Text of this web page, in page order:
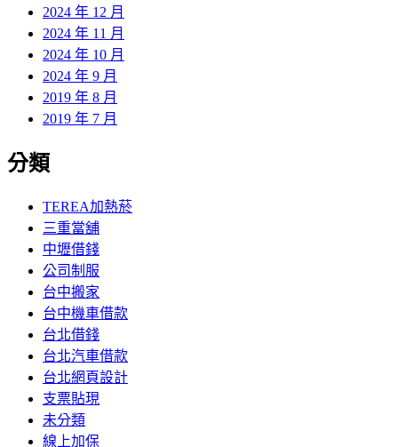
2024 年 12 月
2024 年 11 月
2024 年 10 月
2024 年 9 月
2019 年 8 月
2019 年 7 月
分類
TEREA加熱菸
三重當舖
中壢借錢
公司制服
台中搬家
台中機車借款
台北借錢
台北汽車借款
台北網頁設計
支票貼現
未分類
線上加保